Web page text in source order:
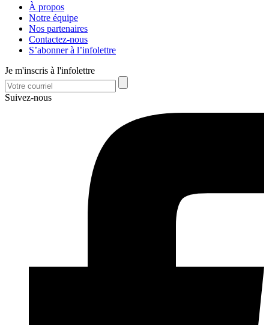
À propos
Notre équipe
Nos partenaires
Contactez-nous
S’abonner à l’infolettre
Je m'inscris à l'infolettre
Suivez-nous